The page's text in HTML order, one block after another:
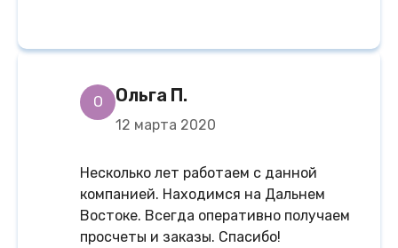
О Ольга П.
12 марта 2020
Несколько лет работаем с данной
компанией. Находимся на Дальнем
Востоке. Всегда оперативно получаем
просчеты и заказы. Спасибо!